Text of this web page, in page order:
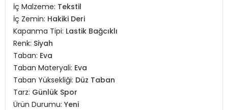
İç Malzeme: Tekstil
İç Zemin: Hakiki Deri
Kapanma Tipi: Lastik Bağcıklı
Renk: Siyah
Taban: Eva
Taban Materyali: Eva
Taban Yüksekliği: Düz Taban
Tarz: Günlük Spor
Ürün Durumu: Yeni